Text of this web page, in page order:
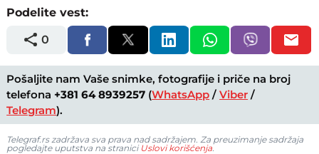
Podelite vest:
0
Pošaljite nam Vaše snimke, fotografije i priče na broj
telefona +381 64 8939257 (WhatsApp /Viber /
Telegram).
Telegraf.rs zadržava sva prava nad sadržajem. Za preuzimanje sadržaja
pogledajte uputstva na stranici Uslovi korišćenja.